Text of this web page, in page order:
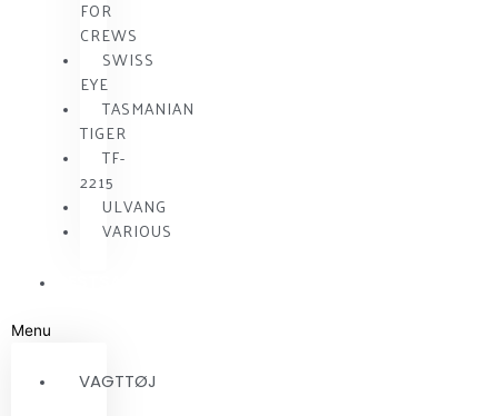
FOR
CREWS
SWISS
EYE
TASMANIAN
TIGER
TF-
2215
ULVANG
VARIOUS
Menu
VAGTTØJ